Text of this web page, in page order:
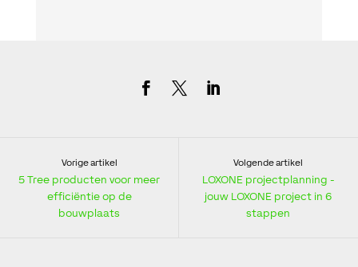
Vorige artikel
5 Tree producten voor meer
efficiëntie op de
bouwplaats
Volgende artikel
LOXONE projectplanning -
jouw LOXONE project in 6
stappen